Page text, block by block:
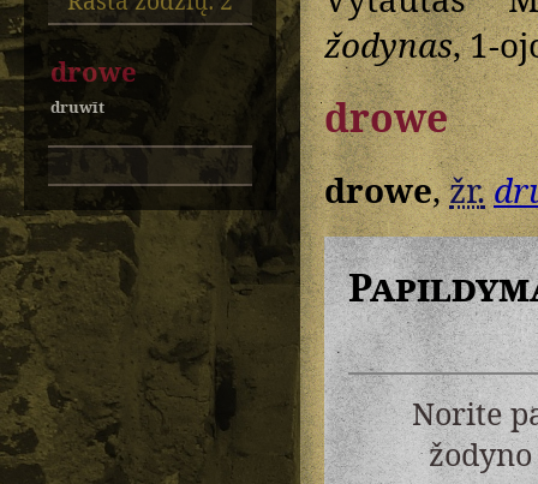
drowe
druwīt
žodynas, 1-
drowe
drowe,žr.
Norite